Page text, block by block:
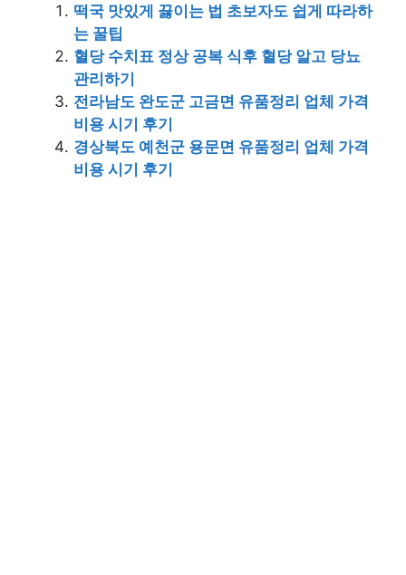
떡국 맛있게 끓이는 법 초보자도 쉽게 따라하
는 꿀팁
혈당 수치표 정상 공복 식후 혈당 알고 당뇨
관리하기
전라남도 완도군 고금면 유품정리 업체 가격
비용 시기 후기
경상북도 예천군 용문면 유품정리 업체 가격
비용 시기 후기